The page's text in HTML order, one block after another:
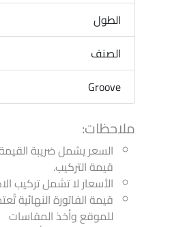
الطول
الصنف
Groove
ملاحظات:
السعر يشمل ضريبة
قيمة التركيب.
الأسعار لا تشمل تركيب
قيمة الفاتورة النهائية
للموقع وأخذ المقاسات